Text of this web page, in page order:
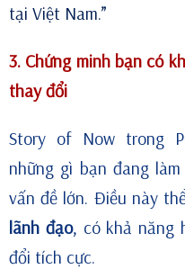
tại Việt Nam.”
3. Chứng minh bạn có
thay đổi
Story of Now trong
những gì bạn đang
vấn đề lớn. Điều này
lãnh đạo, có khả năng
đổi tích cực.